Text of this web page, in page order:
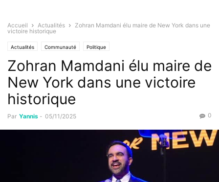
Accueil Actualités
Zohran Mamdani élu maire de New York dans une
victoire historique
Actualités Communauté Politique
Zohran Mamdani élu maire de
New York dans une victoire
historique
Par Yannis - 05/11/2025 0